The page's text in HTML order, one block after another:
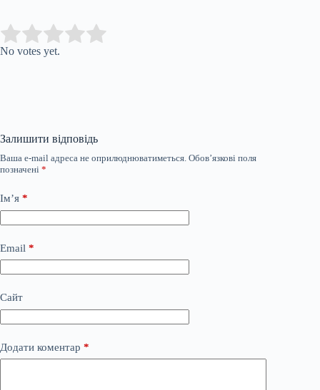
Rate this item:
No votes yet.
Залишити відповідь
Ваша e-mail адреса не оприлюднюватиметься. Обов’язкові поля
позначені *
Ім’я *
Email *
Сайт
Додати коментар *